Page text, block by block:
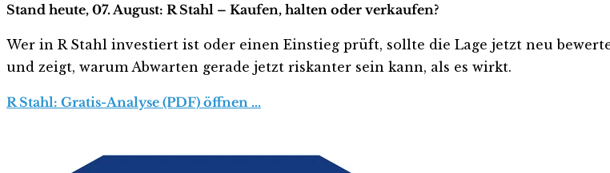
Stand heute, 07. August: R Stahl – Kaufen, halten oder verkaufen?
Wer in R Stahl investiert ist oder einen Einstieg prüft, sollte die Lage jetzt neu
und zeigt, warum Abwarten gerade jetzt riskanter sein kann, als es wirkt.
R Stahl: Gratis-Analyse (PDF) öffnen …